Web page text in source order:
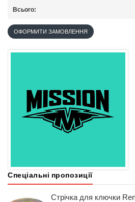
Всього:
ОФОРМИТИ ЗАМОВЛЕННЯ
Спеціальні пропозиції
Стрічка для ключки